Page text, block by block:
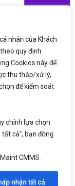
nhân của Khách
quy định
Cookies này để
thu thập/xử lý,
để kiểm soát
chỉnh lựa chọn
cả”, bạn đồng
CMMS.
nhận tất cả
Thiết kế bởi
Bảng giá